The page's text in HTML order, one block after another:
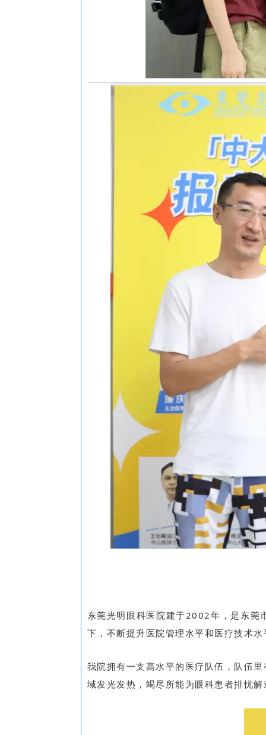
东莞光明眼科医院建于2002年，是东莞
下，不断提升医院管理水平和医疗技术
我院拥有一支高水平的医疗队伍，队伍
域发光发热，竭尽所能为眼科患者排忧解